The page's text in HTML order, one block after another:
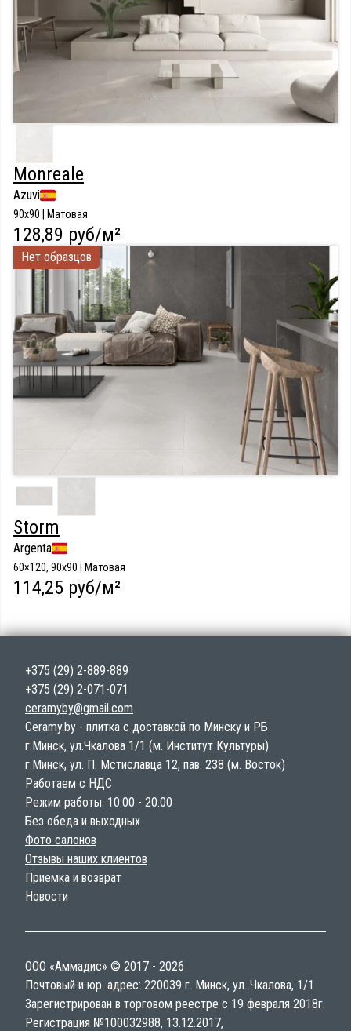
Monreale
Azuvi
90x90 | Матовая
128,89 руб/м²
Нет образцов
Storm
Argenta
60×120, 90x90 | Матовая
114,25 руб/м²
+375 (29) 2-889-889
+375 (29) 2-071-071
ceramyby@gmail.com
Ceramy.by - плитка с доставкой по Минску и РБ
г.Минск, ул.Чкалова 1/1 (м. Институт Культуры)
г.Минск, ул. П. Мстиславца 12, пав. 238 (м. Восток)
Работаем с НДС
Режим работы: 10:00 - 20:00
Без обеда и выходных
Фото салонов
Отзывы наших клиентов
Приемка и возврат
Новости
ООО «Аммадис» © 2017 - 2026
Почтовый и юр. адрес: 220039 г. Минск, ул. Чкалова, 1/1
Зарегистрирован в торговом реестре с 19 февраля 2018г.
Регистрация №100032988, 13.12.2017,